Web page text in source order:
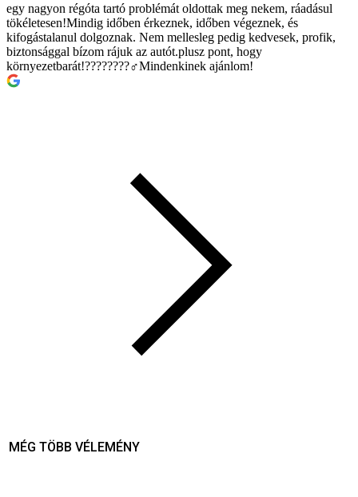
egy nagyon régóta tartó problémát oldottak meg nekem, ráadásul
tökéletesen!Mindig időben érkeznek, időben végeznek, és
kifogástalanul dolgoznak. Nem mellesleg pedig kedvesek, profik,
biztonsággal bízom rájuk az autót.plusz pont, hogy
környezetbarát!????????‍♂️Mindenkinek ajánlom!
MÉG TÖBB VÉLEMÉNY